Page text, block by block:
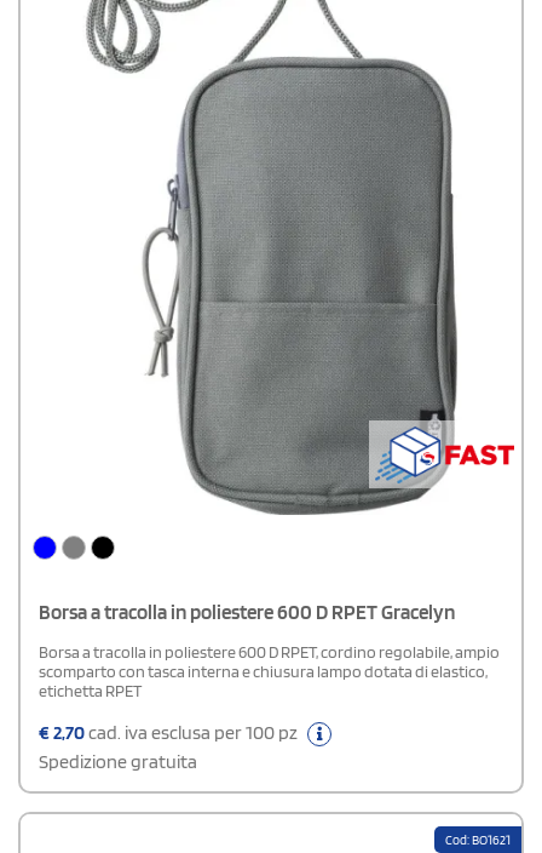
Borsa a tracolla in poliestere 600 D RPET Gracelyn
Borsa a tracolla in poliestere 600 D RPET, cordino regolabile, ampio
scomparto con tasca interna e chiusura lampo dotata di elastico,
etichetta RPET
€2,70cad. iva esclusa per 100 pz
Spedizione gratuita
Cod: BO1621